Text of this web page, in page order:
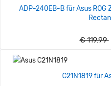
ADP-240EB-B für Asus ROG
€ 119.99
C21N1819 für